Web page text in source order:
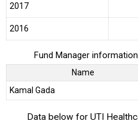
2017
2016
Fund Manager
Name
Kamal Gada
Data below for UTI